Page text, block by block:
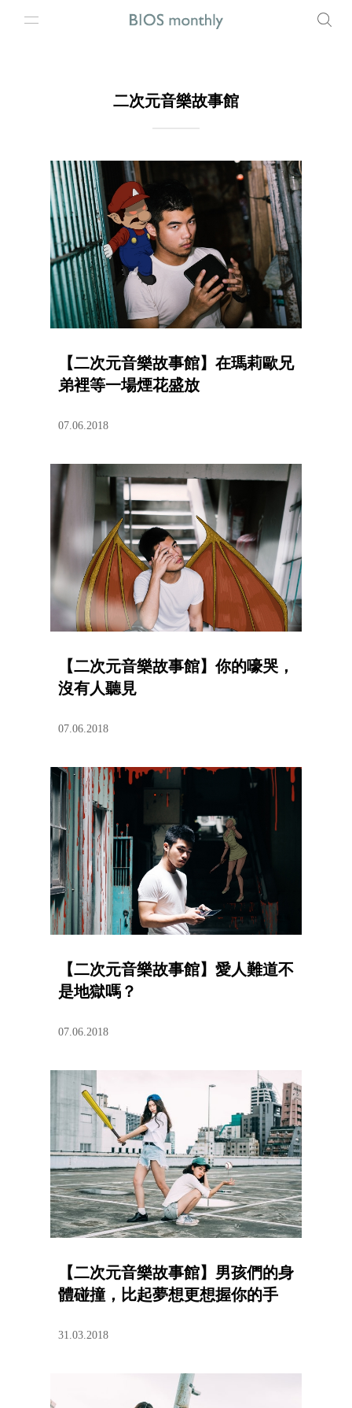
二次元音樂故事館
【二次元音樂故事館】在瑪莉歐兄
弟裡等一場煙花盛放
07.06.2018
【二次元音樂故事館】你的嚎哭，
沒有人聽見
07.06.2018
【二次元音樂故事館】愛人難道不
是地獄嗎？
07.06.2018
【二次元音樂故事館】男孩們的身
體碰撞，比起夢想更想握你的手
31.03.2018